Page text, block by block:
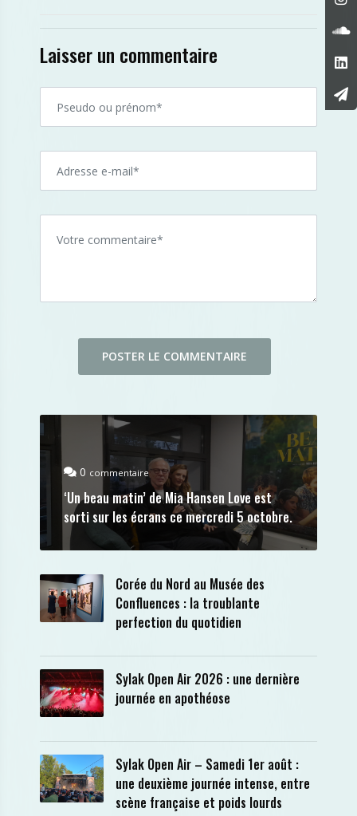
Laisser un commentaire
0 commentaire
‘Un beau matin’ de Mia Hansen Love est
sorti sur les écrans ce mercredi 5 octobre.
Corée du Nord au Musée des
Confluences : la troublante
perfection du quotidien
Sylak Open Air 2026 : une dernière
journée en apothéose
Sylak Open Air – Samedi 1er août :
une deuxième journée intense, entre
scène française et poids lourds